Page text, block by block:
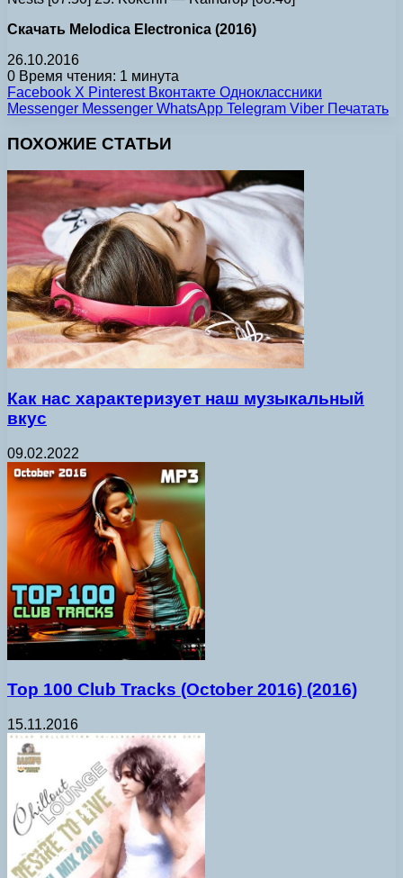
Скачать Melodica Electronica (2016)
26.10.2016
0 Время чтения: 1 минута
Facebook X Pinterest Вконтакте Одноклассники
Messenger Messenger WhatsApp Telegram Viber Печатать
ПОХОЖИЕ СТАТЬИ
Как нас характеризует наш музыкальный
вкус
09.02.2022
Top 100 Club Tracks (October 2016) (2016)
15.11.2016